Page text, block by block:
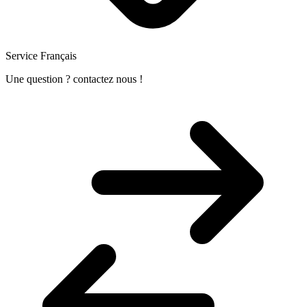
Service Français
Une question ? contactez nous !